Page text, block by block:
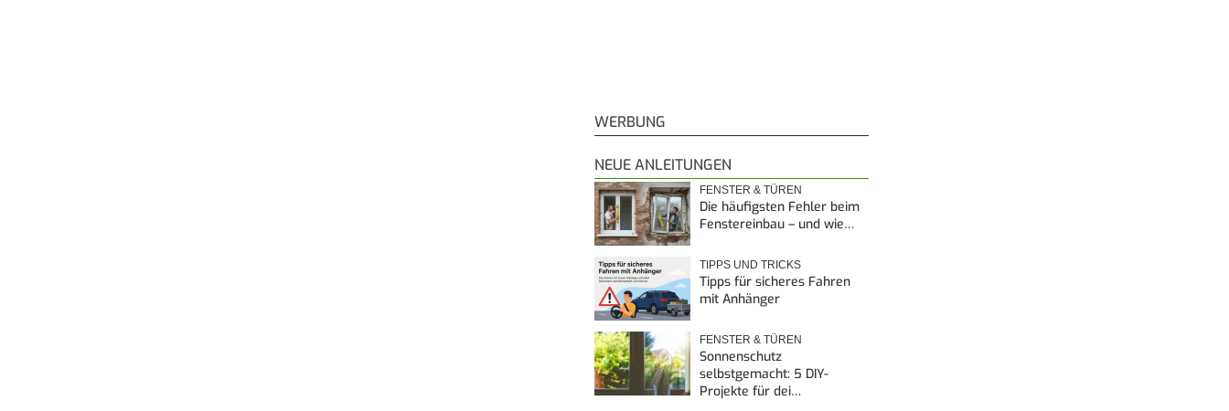
WERBUNG
NEUE ANLEITUNGEN
FENSTER & TÜREN
Die häufigsten Fehler beim
Fenstereinbau – und wie…
TIPPS UND TRICKS
Tipps für sicheres Fahren
mit Anhänger
FENSTER & TÜREN
Sonnenschutz
selbstgemacht: 5 DIY-
Projekte für dei…